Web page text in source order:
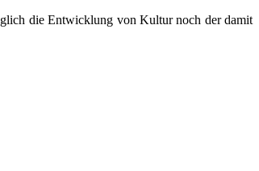
die Entwicklung von Kultur noch der damit